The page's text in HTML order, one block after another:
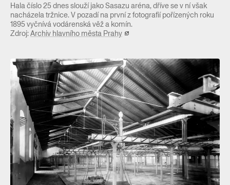
Hala číslo 25 dnes slouží jako Sasazu aréna, dříve se v ní však
nacházela tržnice. V pozadí na první z fotografií pořízených roku
1895 vyčnívá vodárenská věž a komín.
Zdroj:Archiv hlavního města Prahy